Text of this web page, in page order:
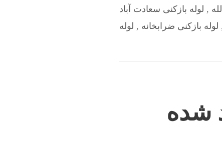
, لوله بازکنی سعادت آباد
لوله بازکنی ضرابخانه , لوله
شده